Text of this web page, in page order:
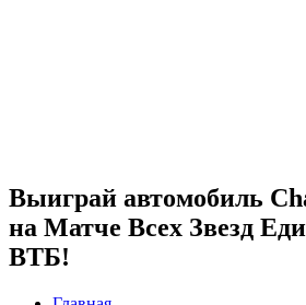
Выиграй автомобиль
на Матче Всех Звезд
ВТБ!